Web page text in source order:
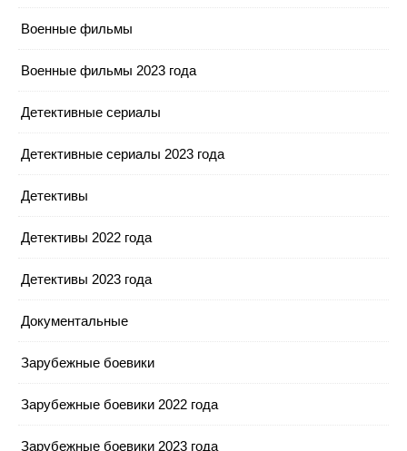
Военные фильмы
Военные фильмы 2023 года
Детективные сериалы
Детективные сериалы 2023 года
Детективы
Детективы 2022 года
Детективы 2023 года
Документальные
Зарубежные боевики
Зарубежные боевики 2022 года
Зарубежные боевики 2023 года